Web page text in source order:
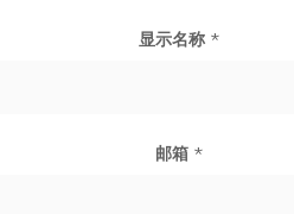
显示名称 *
邮箱 *